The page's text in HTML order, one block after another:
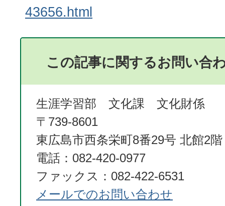
43656.html
この記事に関するお問い合
生涯学習部 文化課 文化財係
〒739-8601
東広島市西条栄町8番29号 北館2階
電話：082-420-0977
ファックス：082-422-6531
メールでのお問い合わせ